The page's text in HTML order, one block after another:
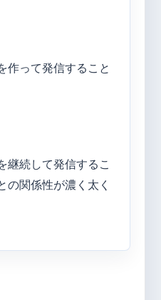
作って発信すること
継続して発信するこ
の関係性が濃く太く